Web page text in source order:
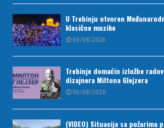
U Trebinju otvoren
klasične muzike
06/08/2026
Trebinje domaćin izložbe
dizajnera Miltona Glejzera
06/08/2026
(VIDEO) Situacija sa požarima